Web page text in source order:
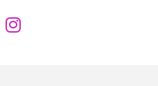
Aceder ao
Aceder ao